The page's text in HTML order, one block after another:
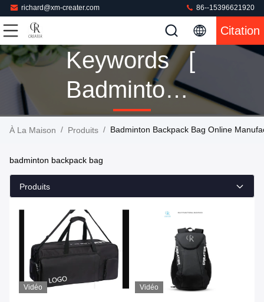
richard@xm-creater.com 86--15396621920
Citation
Keywords [
Badminton
Backpack
16 Produits
À La Maison / Produits / Badminton Backpack Bag Online
badminton backpack bag
Produits
Vidéo Vidéo